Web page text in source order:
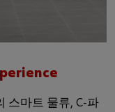
스마트 물류, C-파